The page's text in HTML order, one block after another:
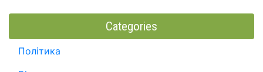
Categories
Політика